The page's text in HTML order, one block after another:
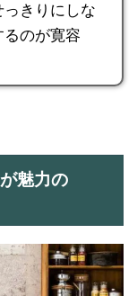
きりにしな
のが寛容
魅力の